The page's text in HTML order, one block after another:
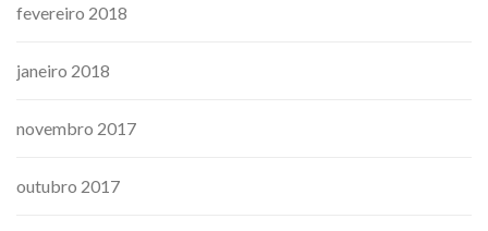
fevereiro 2018
janeiro 2018
novembro 2017
outubro 2017